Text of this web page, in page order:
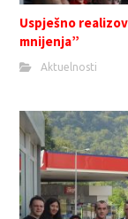
Uspješno
mnijenja”
Aktuelnosti